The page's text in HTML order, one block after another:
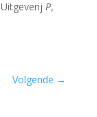
Uitgeverij P,
Volgende →